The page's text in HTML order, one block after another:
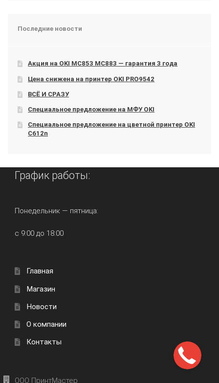
Последние новости
Акция на OKI МС853 МС883 — гарантия 3 года
Цена снижена на принтер OKI PRO9542
ВСЁ И СРАЗУ
Специальное предложение на МФУ OKI
Специальное предложение на цветной принтер OKI
C612n
График работы:
Понедельник — пятница:
с 9:00 до 18:00
Главная
Магазин
Новости
О компании
Контакты
ООО ПринтМастер